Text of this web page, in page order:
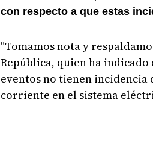
con respecto a que estas
"Tomamos nota y
República, quien ha
eventos no tienen incidencia
corriente en el sistema